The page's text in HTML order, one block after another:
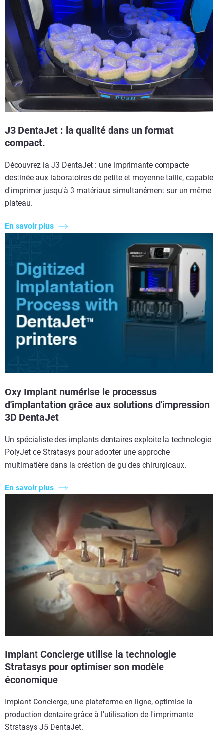
J3 DentaJet : la qualité dans un format
compact.
Découvrez la J3 DentaJet : une imprimante compacte
destinée aux laboratoires de petite et moyenne taille, capable
d'imprimer jusqu'à 3 matériaux simultanément sur un même
plateau.
En savoir plus
Oxy Implant numérise le processus
d'implantation grâce aux solutions d'impression
3D DentaJet
Un spécialiste des implants dentaires exploite la technologie
PolyJet de Stratasys pour adopter une approche
multimatière dans la création de guides chirurgicaux.
En savoir plus
Implant Concierge utilise la technologie
Stratasys pour optimiser son modèle
économique
Implant Concierge, une plateforme en ligne, optimise la
production dentaire grâce à l'utilisation de l'imprimante
Stratasys J5 DentaJet.